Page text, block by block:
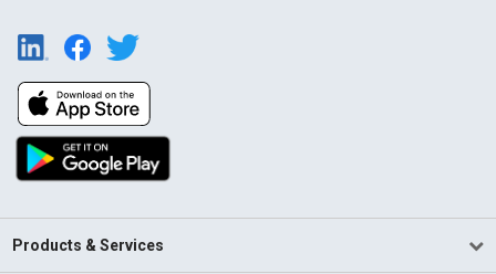
Products & Services